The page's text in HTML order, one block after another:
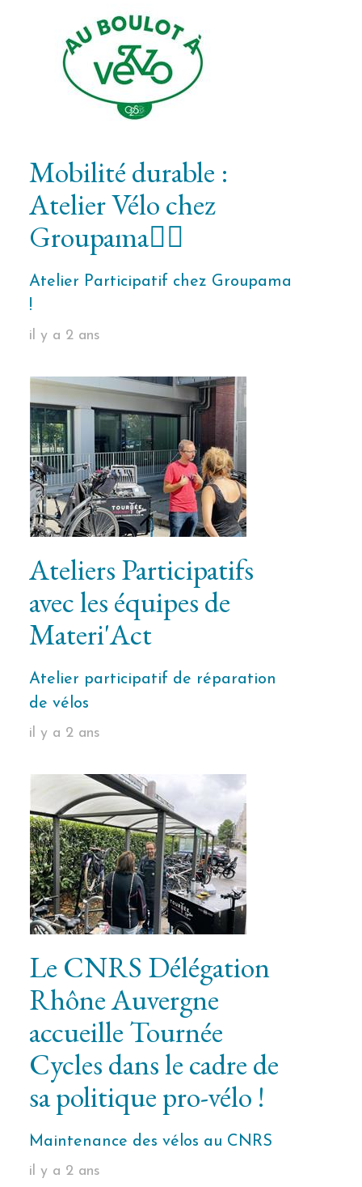
Mobilité durable :
Atelier Vélo chez
Groupama🚴‍♀️
Atelier Participatif chez Groupama
!
il y a 2 ans
Ateliers Participatifs
avec les équipes de
Materi'Act
Atelier participatif de réparation
de vélos
il y a 2 ans
Le CNRS Délégation
Rhône Auvergne
accueille Tournée
Cycles dans le cadre de
sa politique pro-vélo !
Maintenance des vélos au CNRS
il y a 2 ans